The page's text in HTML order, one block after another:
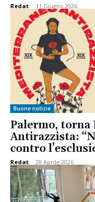
Redat - 11 Giugno 2026
Buone notizie
Palermo,
Antirazzista:
contro
Redat - 28 Aprile 2026